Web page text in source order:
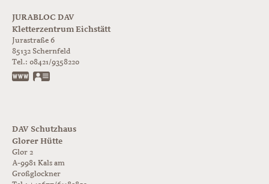
JURABLOC DAV
Kletterzentrum Eichstätt
Jurastraße 6
85132 Schernfeld
Tel.: 08421/9358220
www.jurabloc.de
DAV Schutzhaus
Glorer Hütte
Glor 2
A-9981 Kals am
Großglockner